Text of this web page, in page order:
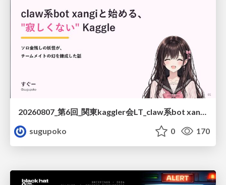
20260807_第6回_関東kaggler会LT_claw系bot xangiと始める、"寂しくない" kaggle
sugupoko
0 170